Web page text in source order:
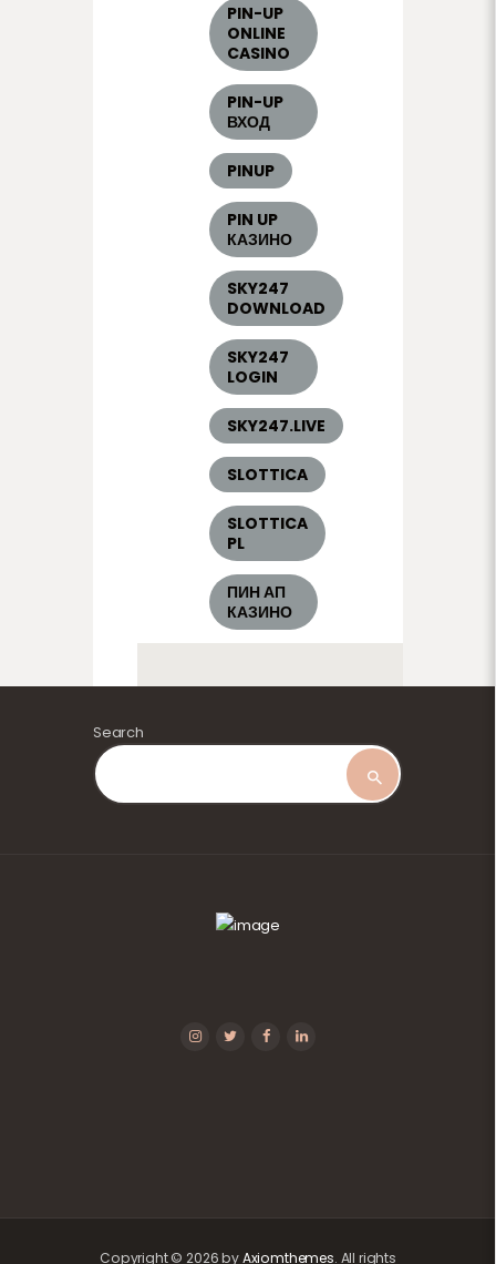
PIN-UP
ONLINE
CASINO
PIN-UP
ВХОД
PINUP
PIN UP
КАЗИНО
SKY247
DOWNLOAD
SKY247
LOGIN
SKY247.LIVE
SLOTTICA
SLOTTICA
PL
ПИН АП
КАЗИНО
Search
Copyright © 2026 byAxiomthemes. All rights